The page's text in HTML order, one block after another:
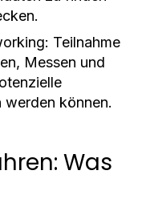
Teilnahme
Messen und
werden können.
Was